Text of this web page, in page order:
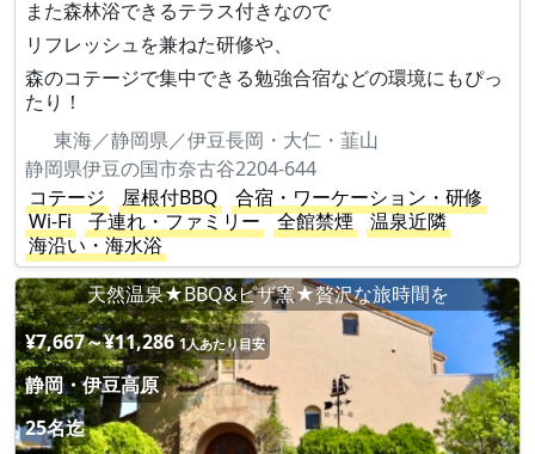
また森林浴できるテラス付きなので
リフレッシュを兼ねた研修や、
森のコテージで集中できる勉強合宿などの環境にもぴっ
たり！
東海／静岡県／伊豆長岡・大仁・韮山
静岡県伊豆の国市奈古谷2204-644
コテージ
屋根付BBQ
合宿・ワーケーション・研修
Wi-Fi
子連れ・ファミリー 全館禁煙
温泉近隣
海沿い・海水浴
天然温泉★BBQ&ピザ窯★贅沢な旅時間を
¥7,667～¥11,286 1人あたり目安
静岡・伊豆高原
25名迄